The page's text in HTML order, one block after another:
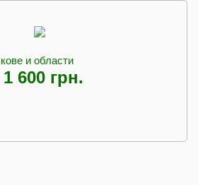
и области
1 600 грн.